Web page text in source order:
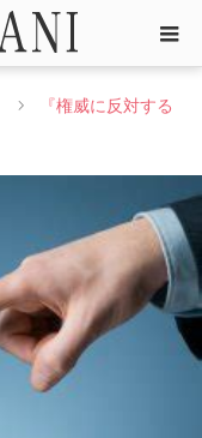
『権威に反対する